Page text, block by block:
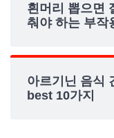
흰머리 뽑으면
춰야 하는 부작
아르기닌 음식
best 10가지